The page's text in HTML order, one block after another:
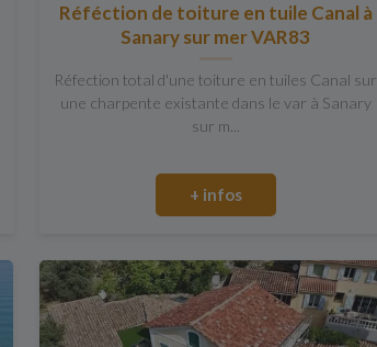
Réféction de toiture en tuile Canal à
Sanary sur mer VAR83
Réfection total d'une toiture en tuiles Canal sur
une charpente existante dans le var à Sanary
sur m...
+ infos